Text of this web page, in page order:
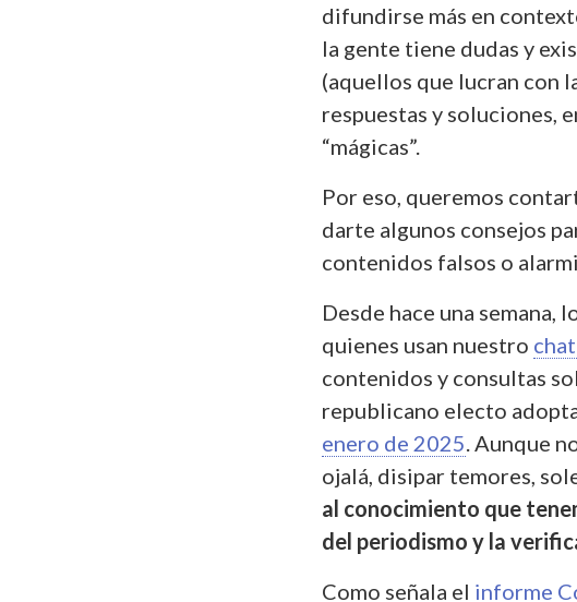
difundirse más en
la gente tiene dudas y
(aquellos que lucran con
respuestas y soluciones,
“mágicas”.
Por eso, queremos
darte algunos consejos
contenidos falsos o
Desde hace una semana,
quienes usan nuestro
contenidos y consultas
republicano electo
enero de 2025 . Aunque
ojalá, disipar temores,
al conocimiento que
del periodismo y la
Como señala el informe